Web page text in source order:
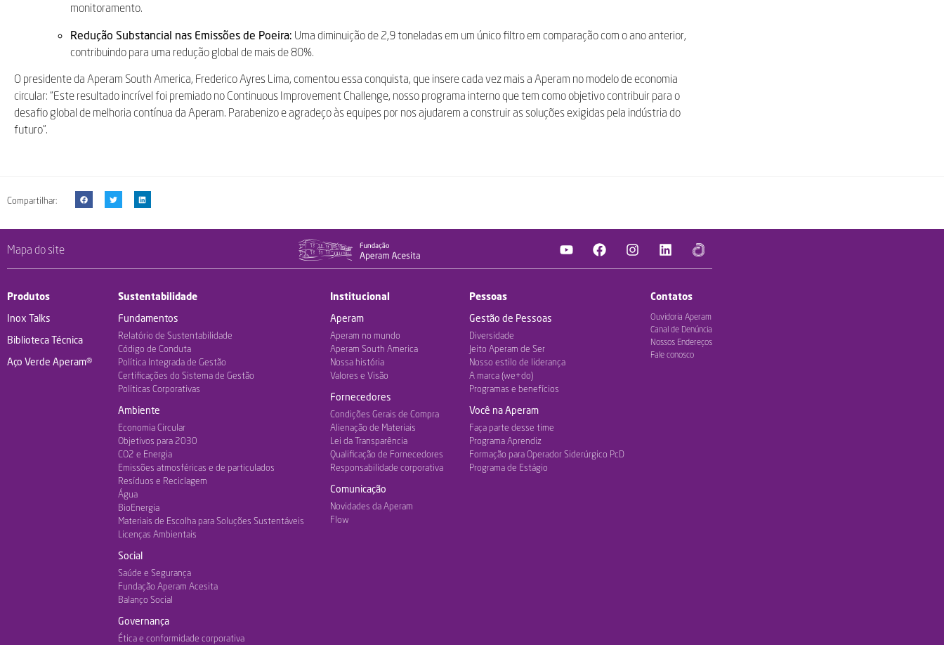
monitoramento.
Redução Substancial nas Emissões de Poeira: Uma diminuição de 2,9 toneladas em um único filtro em comparação com o ano anterior,
contribuindo para uma redução global de mais de 80%.
O presidente da Aperam South America, Frederico Ayres Lima, comentou essa conquista, que insere cada vez mais a Aperam no modelo de economia
circular: “Este resultado incrível foi premiado no Continuous Improvement Challenge, nosso programa interno que tem como objetivo contribuir para o
desafio global de melhoria contínua da Aperam. Parabenizo e agradeço às equipes por nos ajudarem a construir as soluções exigidas pela indústria do
futuro”.
Compartilhar:
Mapa do site
Produtos
Inox Talks
Biblioteca Técnica
Aço Verde Aperam®
Sustentabilidade
Fundamentos
Relatório de Sustentabilidade
Código de Conduta
Política Integrada de Gestão
Certificações do Sistema de Gestão
Políticas Corporativas
Ambiente
Economia Circular
Objetivos para 2030
CO2 e Energia
Emissões atmosféricas e de particulados
Resíduos e Reciclagem
Água
BioEnergia
Materiais de Escolha para Soluções Sustentáveis
Licenças Ambientais
Social
Saúde e Segurança
Fundação Aperam Acesita
Balanço Social
Governança
Ética e conformidade corporativa
Institucional
Aperam
Aperam no mundo
Aperam South America
Nossa história
Valores e Visão
Fornecedores
Condições Gerais de Compra
Alienação de Materiais
Lei da Transparência
Qualificação de Fornecedores
Responsabilidade corporativa
Comunicação
Novidades da Aperam
Flow
Pessoas
Gestão de Pessoas
Diversidade
Jeito Aperam de Ser
Nosso estilo de liderança
A marca (we+do)
Programas e benefícios
Você na Aperam
Faça parte desse time
Programa Aprendiz
Formação para Operador Siderúrgico PcD
Programa de Estágio
Contatos
Ouvidoria Aperam
Canal de Denúncia
Nossos Endereços
Fale conosco